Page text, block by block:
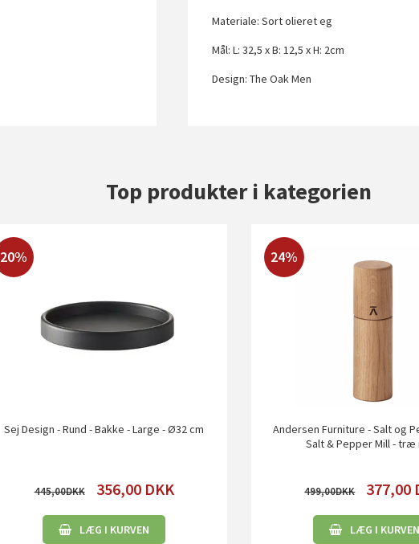
Materiale: Sort olieret eg
Mål: L: 32,5 x B: 12,5 x H: 2cm
Design: The Oak Men
Top produkter i kategorien
20%
Sej Design - Rund - Bakke - Large - Ø32 cm
445,00 356,00 DKK
LÆG I KURVEN
24%
Andersen Furniture - Salt og
Salt & Pepper Mill - træ
499,00 377,00
LÆG I KURVEN